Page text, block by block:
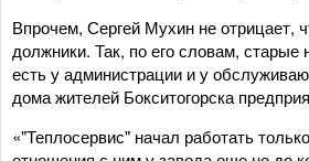
Впрочем, Сергей Мухин не отрицает,
должники. Так, по его словам, старые
есть у администрации и у
дома жителей Бокситогорска
«"Теплосервис" начал работать